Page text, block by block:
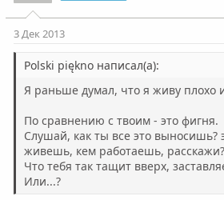
3 Дек 2013
Polski piękno написал(а):
Я раньше думал, что я живу плохо
По сравнению с твоим - это фигня.
Слушай, как ты все это выносишь?
живешь, кем работаешь, расскажи?
Что тебя так тащит вверх,
Или...?